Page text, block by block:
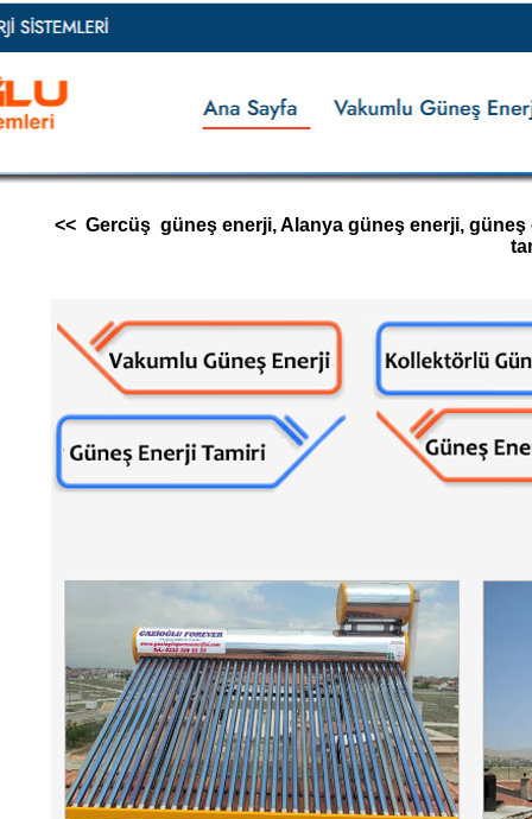
<< Gercüş güneş enerji, Alanya güneş enerji, güneş